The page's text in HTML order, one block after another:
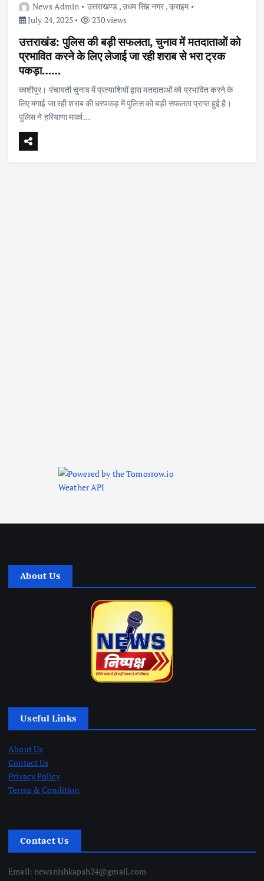
News Admin उत्तराखण्ड ,उधम सिंह नगर ,क्राइम
July 24, 2025
230 views
उत्तराखंड: पुलिस की बड़ी सफलता, चुनाव में मतदाताओं को
प्रभावित करने के लिए लेजाई जा रही शराब से भरा ट्रक
पकड़ा……
काशीपुर। पंचायती चुनाव में प्रत्याशियों द्वारा मतदाताओं को प्रभावित करने के
लिए मंगाई जा रही शराब की धरपकड़ में पुलिस को बड़ी सफलता प्राप्त हुई है।
पुलिस ने हरियाणा मार्का…
About Us
Useful Links
About Us
Contact Us
Privacy Policy
Terms & Condition
Contact Us
Email: newsnishkapsh24@gmail.com